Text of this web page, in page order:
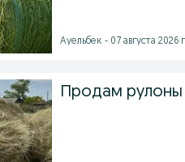
Ауельбек - 07 августа 2026
Продам рулоны